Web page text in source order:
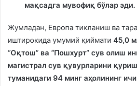
мақсадга мувофиқ бўлар эди.
Жумладан, Европа тикланиш ва
иштирокида умумий қиймати 45,0
“Оқтош” ва “Пошхурт” сув олиш
магистрал сув қувурларини
туманидаги 94 минг аҳолининг